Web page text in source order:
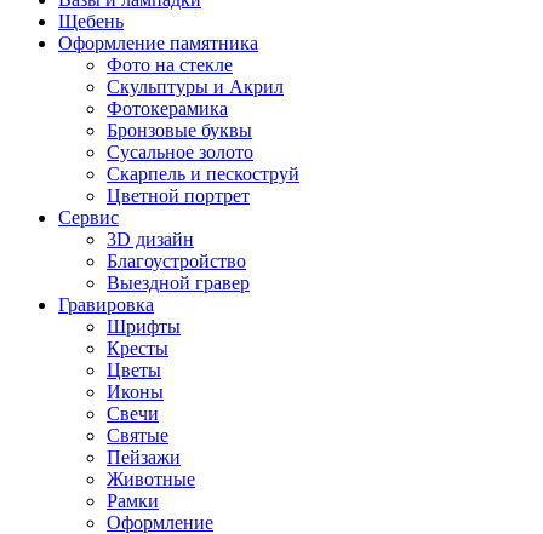
Щебень
Оформление памятника
Фото на стекле
Скульптуры и Акрил
Фотокерамика
Бронзовые буквы
Сусальное золото
Скарпель и пескоструй
Цветной портрет
Сервис
3D дизайн
Благоустройство
Выездной гравер
Гравировка
Шрифты
Кресты
Цветы
Иконы
Свечи
Святые
Пейзажи
Животные
Рамки
Оформление